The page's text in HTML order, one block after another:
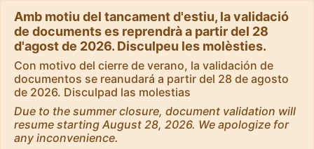
Amb motiu del tancament d'estiu, la validació
de documents es reprendrà a partir del 28
d'agost de 2026. Disculpeu les molèsties.
Con motivo del cierre de verano, la validación de
documentos se reanudará a partir del 28 de agosto
de 2026. Disculpad las molestias
Due to the summer closure, document validation will
resume starting August 28, 2026. We apologize for
any inconvenience.